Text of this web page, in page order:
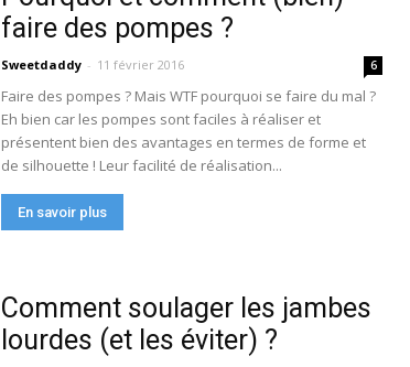
faire des pompes ?
Sweetdaddy - 11 février 2016 6
Faire des pompes ? Mais WTF pourquoi se faire du mal ?
Eh bien car les pompes sont faciles à réaliser et
présentent bien des avantages en termes de forme et
de silhouette ! Leur facilité de réalisation...
En savoir plus
Comment soulager les jambes
lourdes (et les éviter) ?